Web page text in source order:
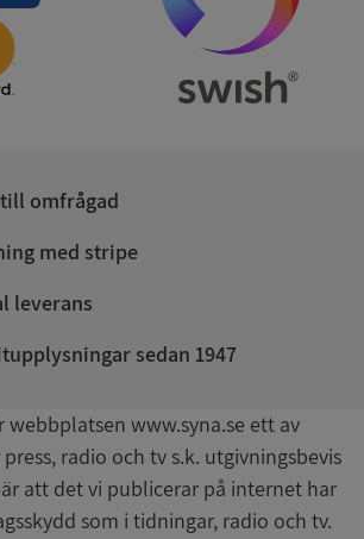
omfrågad
med stripe
leverans
sedan 1947
webbplatsen www.syna.se ett av
radio och tv s.k. utgivningsbevis
att det vi publicerar på internet har
som i tidningar, radio och tv.
Inriktning
som användarinloggning
ordentligt utan strikt nödvändiga cookies.
Microsoft
Corporation